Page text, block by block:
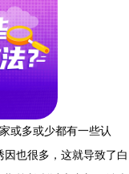
或多或少都有一些认
也很多，这就导致了白